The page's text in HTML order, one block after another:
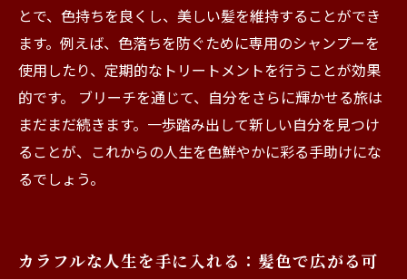
とで、色持ちを良くし、美しい髪を維持することができ
ます。例えば、色落ちを防ぐために専用のシャンプーを
使用したり、定期的なトリートメントを行うことが効果
的です。 ブリーチを通じて、自分をさらに輝かせる旅は
まだまだ続きます。一歩踏み出して新しい自分を見つけ
ることが、これからの人生を色鮮やかに彩る手助けにな
るでしょう。
カラフルな人生を手に入れる：髪色で広がる可